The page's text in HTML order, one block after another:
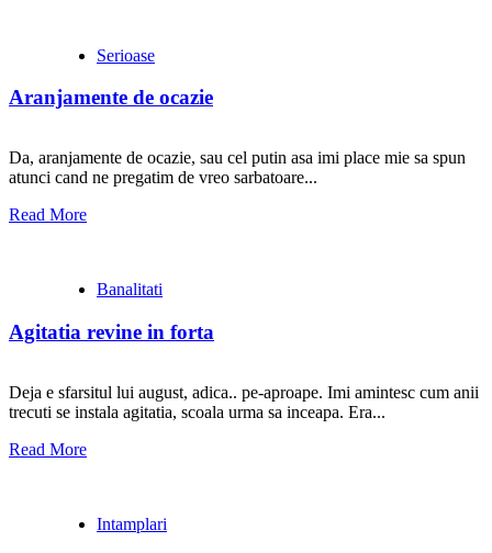
Serioase
Aranjamente de ocazie
Da, aranjamente de ocazie, sau cel putin asa imi place mie sa spun
atunci cand ne pregatim de vreo sarbatoare...
Read More
Banalitati
Agitatia revine in forta
Deja e sfarsitul lui august, adica.. pe-aproape. Imi amintesc cum anii
trecuti se instala agitatia, scoala urma sa inceapa. Era...
Read More
Intamplari